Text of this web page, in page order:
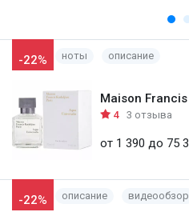
-22% ноты описание
Maison
4 3 отзыва
от 1 390 до 75
-22% описание видеообзор